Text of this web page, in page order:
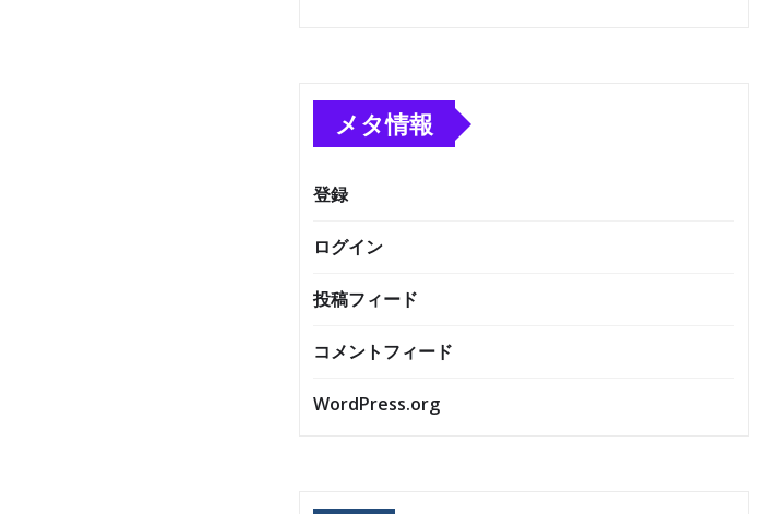
メタ情報
登録
ログイン
投稿フィード
コメントフィード
WordPress.org